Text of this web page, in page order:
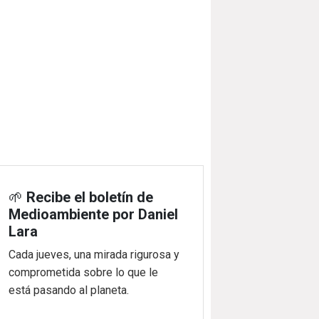
🌱 Recibe el boletín de
Medioambiente por Daniel
Lara
Cada jueves, una mirada rigurosa y
comprometida sobre lo que le
está pasando al planeta.